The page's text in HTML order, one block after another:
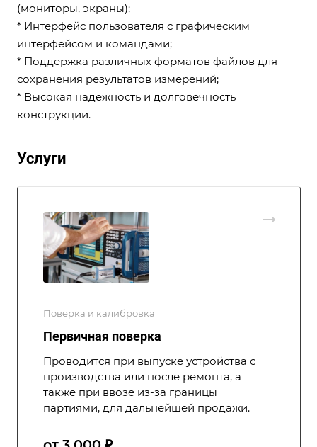
(мониторы, экраны);
* Интерфейс пользователя с графическим
интерфейсом и командами;
* Поддержка различных форматов файлов для
сохранения результатов измерений;
* Высокая надежность и долговечность
конструкции.
Услуги
Поверка и калибровка
Первичная поверка
Проводится при выпуске устройства с
производства или после ремонта, а
также при ввозе из-за границы
партиями, для дальнейшей продажи.